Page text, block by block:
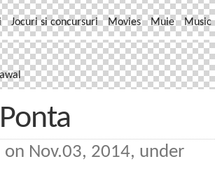
Jocuri si concursuri Movies Muie Music
on Nov.03, 2014, under